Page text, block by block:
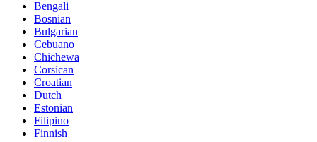
Bengali
Bosnian
Bulgarian
Cebuano
Chichewa
Corsican
Croatian
Dutch
Estonian
Filipino
Finnish